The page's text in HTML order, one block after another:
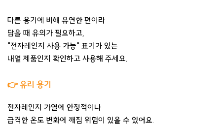
다른 용기에 비해 유연한 편이라
담을 때 유의가 필요하고,
"전자레인지 사용 가능" 표기가 있는
내열 제품인지 확인하고 사용해 주세요.
👉 유리 용기
전자레인지 가열에 안정적이나
급격한 온도 변화에 깨짐 위험이 있을 수 있어요.